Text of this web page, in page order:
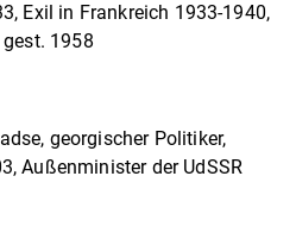
Exil in Frankreich 1933-1940,
1958
georgischer Politiker,
Außenminister der UdSSR